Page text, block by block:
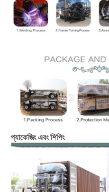
প্যাকেজিং এবং শিপিং